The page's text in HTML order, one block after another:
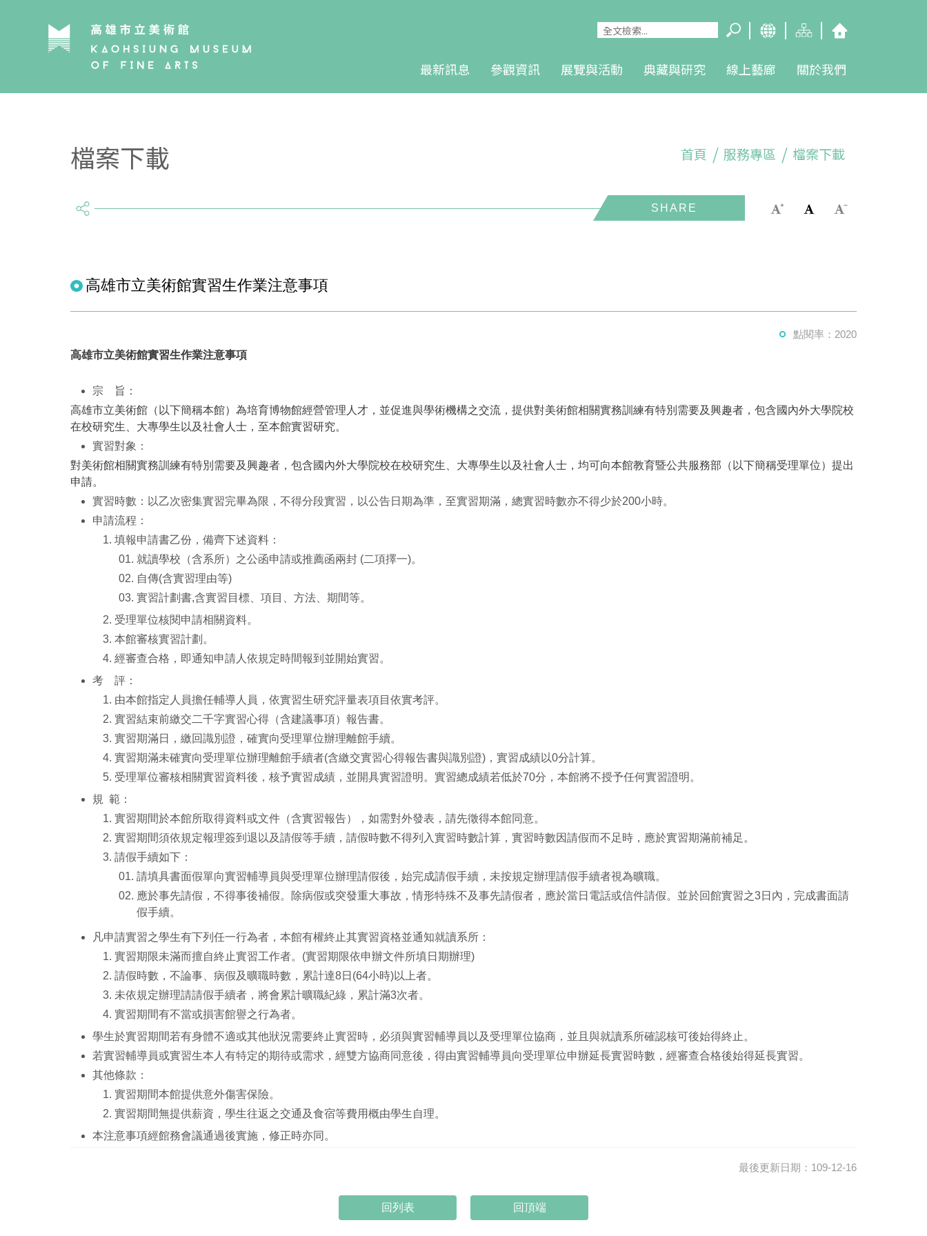
最新訊息 參觀資訊 展覽與活動 典藏與研究 線上藝廊 關於我們
檔案下載 首頁 服務專區 檔案下載
share
高雄市立美術館實習生作業注意事項
點閱率：2020
高雄市立美術館實習生作業注意事項
宗 旨：
高雄市立美術館（以下簡稱本館）為培育博物館經營管理人才，並促進與學術機構之交流，提供對美術館相關實務訓練有特別需要及興趣者，包含國內外大學院校
在校研究生、大專學生以及社會人士，至本館實習研究。
實習對象：
對美術館相關實務訓練有特別需要及興趣者，包含國內外大學院校在校研究生、大專學生以及社會人士，均可向本館教育暨公共服務部（以下簡稱受理單位）提出
申請。
實習時數：以乙次密集實習完畢為限，不得分段實習，以公告日期為準，至實習期滿，總實習時數亦不得少於200小時。
申請流程：
填報申請書乙份，備齊下述資料：
就讀學校（含系所）之公函申請或推薦函兩封 (二項擇一)。
自傳(含實習理由等)
實習計劃書,含實習目標、項目、方法、期間等。
受理單位核閱申請相關資料。
本館審核實習計劃。
經審查合格，即通知申請人依規定時間報到並開始實習。
考 評：
由本館指定人員擔任輔導人員，依實習生研究評量表項目依實考評。
實習結束前繳交二千字實習心得（含建議事項）報告書。
實習期滿日，繳回識別證，確實向受理單位辦理離館手續。
實習期滿未確實向受理單位辦理離館手續者(含繳交實習心得報告書與識別證)，實習成績以0分計算。
受理單位審核相關實習資料後，核予實習成績，並開具實習證明。實習總成績若低於70分，本館將不授予任何實習證明。
規 範：
實習期間於本館所取得資料或文件（含實習報告），如需對外發表，請先徵得本館同意。
實習期間須依規定報理簽到退以及請假等手續，請假時數不得列入實習時數計算，實習時數因請假而不足時，應於實習期滿前補足。
請假手續如下：
請填具書面假單向實習輔導員與受理單位辦理請假後，始完成請假手續，未按規定辦理請假手續者視為曠職。
應於事先請假，不得事後補假。除病假或突發重大事故，情形特殊不及事先請假者，應於當日電話或信件請假。並於回館實習之3日內，完成書面請
假手續。
凡申請實習之學生有下列任一行為者，本館有權終止其實習資格並通知就讀系所：
實習期限未滿而擅自終止實習工作者。(實習期限依申辦文件所填日期辦理)
請假時數，不論事、病假及曠職時數，累計達8日(64小時)以上者。
未依規定辦理請請假手續者，將會累計曠職紀綠，累計滿3次者。
實習期間有不當或損害館譽之行為者。
學生於實習期間若有身體不適或其他狀況需要終止實習時，必須與實習輔導員以及受理單位協商，並且與就讀系所確認核可後始得終止。
若實習輔導員或實習生本人有特定的期待或需求，經雙方協商同意後，得由實習輔導員向受理單位申辦延長實習時數，經審查合格後始得延長實習。
其他條款：
實習期間本館提供意外傷害保險。
實習期間無提供薪資，學生往返之交通及食宿等費用概由學生自理。
本注意事項經館務會議通過後實施，修正時亦同。
最後更新日期：109-12-16
回頂端